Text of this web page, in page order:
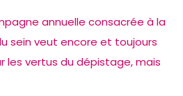
annuelle consacrée à la
sein veut encore et toujours
les vertus du dépistage, mais